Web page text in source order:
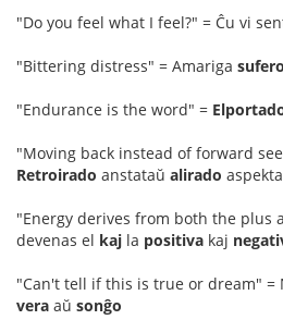
"Do you feel what I feel?" = Ĉu vi
"Bittering distress" = Amariga sufero
"Endurance is the word" =
"Moving back instead of forward
Retroirado anstataŭ alirado
"Energy derives from both the plus
devenas el kaj la positiva kaj
"Can't tell if this is true or dream" =
vera aŭ sonĝo